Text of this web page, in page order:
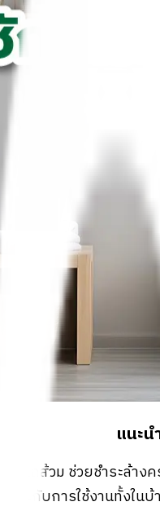
แนะน
โถส้วม ช่วยชำระล้า
าะกับการใช้งานทั้งใน